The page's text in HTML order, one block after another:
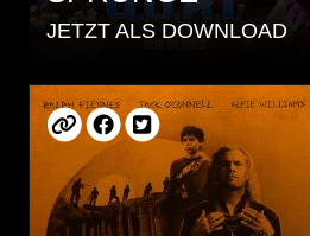
JETZT ALS DOWNLOAD